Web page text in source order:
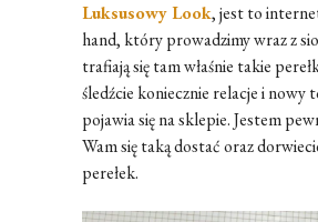
Luksusowy Look, jest to
hand, który prowadzimy wraz z
trafiają się tam właśnie takie
śledźcie koniecznie relacje i
pojawia się na sklepie. Jestem
Wam się taką dostać oraz
perełek.